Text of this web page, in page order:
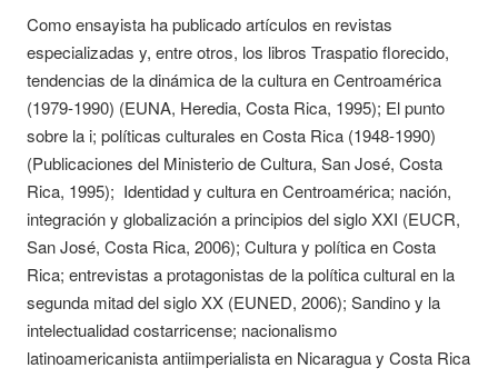
Como ensayista ha publicado artículos en revistas
especializadas y, entre otros, los libros Traspatio florecido,
tendencias de la dinámica de la cultura en Centroamérica
(1979-1990) (EUNA, Heredia, Costa Rica, 1995); El punto
sobre la i; políticas culturales en Costa Rica (1948-1990)
(Publicaciones del Ministerio de Cultura, San José, Costa
Rica, 1995); Identidad y cultura en Centroamérica; nación,
integración y globalización a principios del siglo XXI (EUCR,
San José, Costa Rica, 2006); Cultura y política en Costa
Rica; entrevistas a protagonistas de la política cultural en la
segunda mitad del siglo XX (EUNED, 2006); Sandino y la
intelectualidad costarricense; nacionalismo
latinoamericanista antiimperialista en Nicaragua y Costa Rica